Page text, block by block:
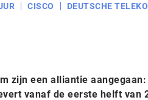
CISCO
DEUTSCHE
zijn een alliantie aangegaan:
vanaf de eerste helft van